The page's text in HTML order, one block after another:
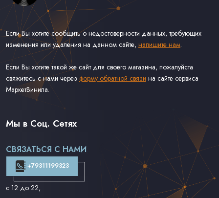
Если Вы хотите сообщить о недостоверности данных, требующих
изменения или удаления на данном сайте, напишите нам.
Если Вы хотите такой же сайт для своего магазина, пожалуйста
свяжитесь с нами через форму обратной связи на сайте сервиса
МаркетВинила.
Весь Каталог Винила на 7''
Рок на 7''
Доставка и Оплата
Контакты
Мы в Соц. Сетях
СВЯЗАТЬСЯ С НАМИ
+79311199323
с 12 до 22,